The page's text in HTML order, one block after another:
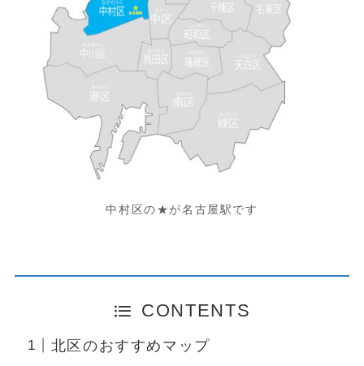
中村区の★が名古屋駅です
CONTENTS
北区のおすすめマップ